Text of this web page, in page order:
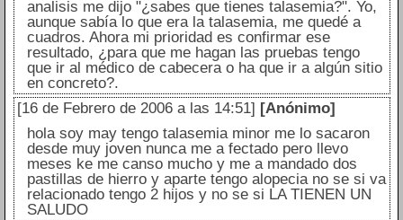
analisis me dijo "¿sabes que tienes talasemia?". Yo,
aunque sabía lo que era la talasemia, me quedé a
cuadros. Ahora mi prioridad es confirmar ese
resultado, ¿para que me hagan las pruebas tengo
que ir al médico de cabecera o ha que ir a algún sitio
en concreto?.
[16 de Febrero de 2006 a las 14:51] [Anónimo]
hola soy may tengo talasemia minor me lo sacaron
desde muy joven nunca me a fectado pero llevo
meses ke me canso mucho y me a mandado dos
pastillas de hierro y aparte tengo alopecia no se si va
relacionado tengo 2 hijos y no se si LA TIENEN UN
SALUDO